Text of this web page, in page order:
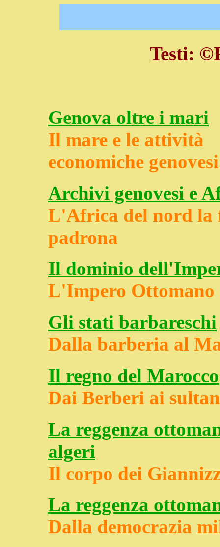
Testi:
Genova oltre i mari
Il mare e le attività
economiche genovesi
Archivi genovesi e
L'Africa del nord la
padrona
Il dominio
L'Impero
Gli stati barbareschi
Dalla barberia al
Il regno del Marocco
Dai Berberi ai
La reggenza
algeri
Il corpo dei
La reggenza
Dalla democrazia